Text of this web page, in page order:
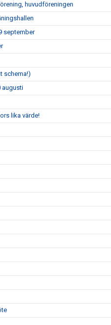
huvudföreningen
september
schema!)
augusti
lika värde!